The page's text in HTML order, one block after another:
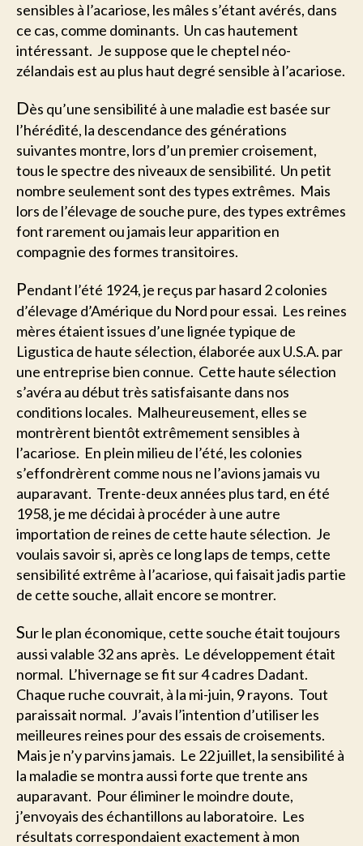
sensibles à l’acariose, les mâles s’étant avérés, dans
ce cas, comme dominants. Un cas hautement
intéressant. Je suppose que le cheptel néo-
zélandais est au plus haut degré sensible à l’acariose.
Dès qu’une sensibilité à une maladie est basée sur
l’hérédité, la descendance des générations
suivantes montre, lors d’un premier croisement,
tous le spectre des niveaux de sensibilité. Un petit
nombre seulement sont des types extrêmes. Mais
lors de l’élevage de souche pure, des types extrêmes
font rarement ou jamais leur apparition en
compagnie des formes transitoires.
Pendant l’été 1924, je reçus par hasard 2 colonies
d’élevage d’Amérique du Nord pour essai. Les reines
mères étaient issues d’une lignée typique de
Ligustica de haute sélection, élaborée aux U.S.A. par
une entreprise bien connue. Cette haute sélection
s’avéra au début très satisfaisante dans nos
conditions locales. Malheureusement, elles se
montrèrent bientôt extrêmement sensibles à
l’acariose. En plein milieu de l’été, les colonies
s’effondrèrent comme nous ne l’avions jamais vu
auparavant. Trente-deux années plus tard, en été
1958, je me décidai à procéder à une autre
importation de reines de cette haute sélection. Je
voulais savoir si, après ce long laps de temps, cette
sensibilité extrême à l’acariose, qui faisait jadis partie
de cette souche, allait encore se montrer.
Sur le plan économique, cette souche était toujours
aussi valable 32 ans après. Le développement était
normal. L’hivernage se fit sur 4 cadres Dadant.
Chaque ruche couvrait, à la mi-juin, 9 rayons. Tout
paraissait normal. J’avais l’intention d’utiliser les
meilleures reines pour des essais de croisements.
Mais je n’y parvins jamais. Le 22 juillet, la sensibilité à
la maladie se montra aussi forte que trente ans
auparavant. Pour éliminer le moindre doute,
j’envoyais des échantillons au laboratoire. Les
résultats correspondaient exactement à mon